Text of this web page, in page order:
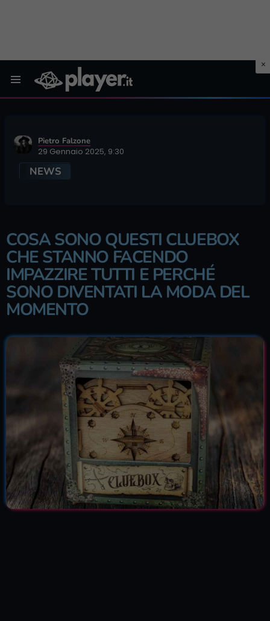
Pietro Falzone
29 Gennaio 2025, 9:30
NEWS
COSA SONO QUESTI CLUEBOX
CHE STANNO FACENDO
IMPAZZIRE TUTTI E PERCHÉ
SONO DIVENTATI LA MODA DEL
MOMENTO